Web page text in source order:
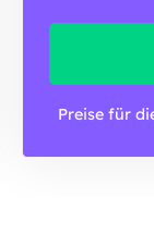
Preise für